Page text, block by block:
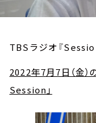
TBSラジオ『
2022年7月7日（金
Session」